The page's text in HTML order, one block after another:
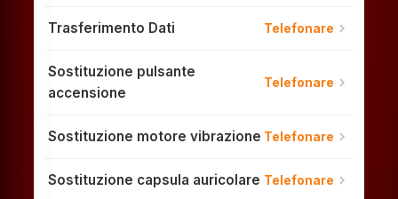
Trasferimento Dati Telefonare chevron_right
Sostituzione pulsante
accensione
Telefonare chevron_right
Sostituzione motore vibrazione Telefonare chevron_right
Sostituzione capsula auricolare Telefonare chevron_right